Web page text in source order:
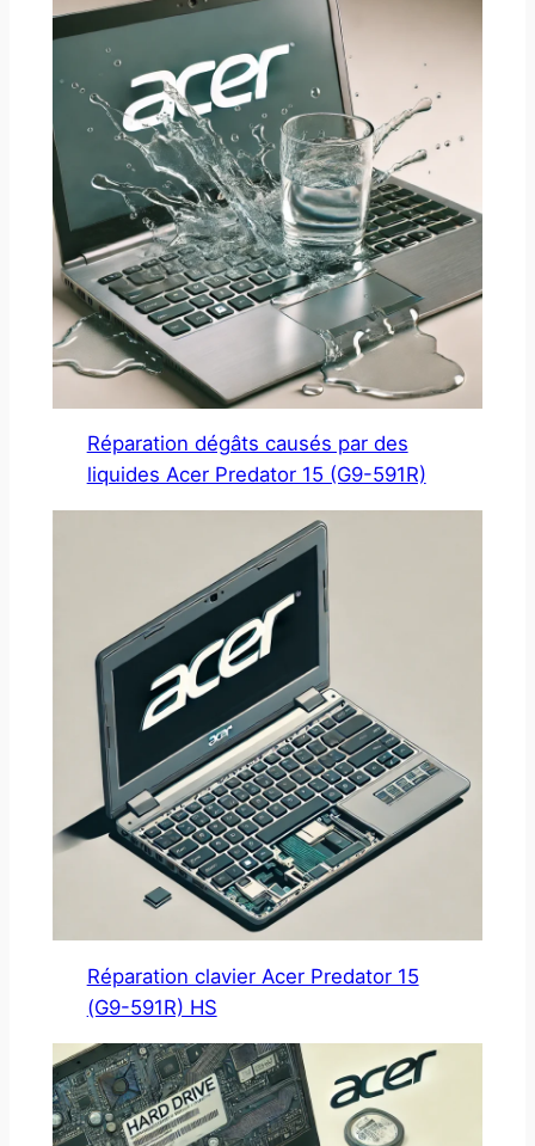
Réparation dégâts causés par des
liquides Acer Predator 15 (G9-591R)
Réparation clavier Acer Predator 15
(G9-591R) HS